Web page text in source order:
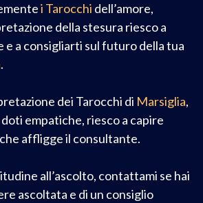
i Tarocchi dell’amore,
della stesura riesco a
e a consigliarti sul futuro della tua
dei Tarocchi di Marsiglia,
empatiche, riesco a capire
affligge il consultante.
all’ascolto, contattami se hai
ascoltata e di un consiglio